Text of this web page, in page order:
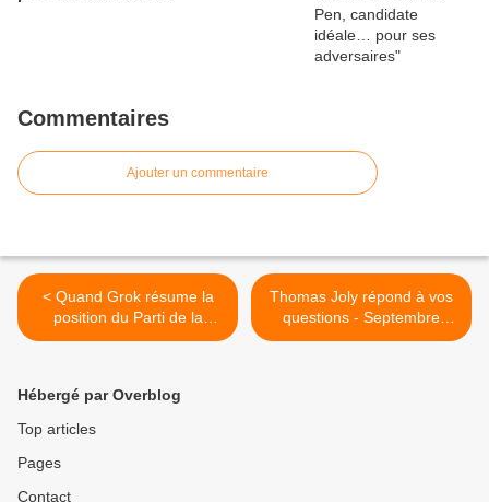
Commentaires
Ajouter un commentaire
< Quand Grok résume la
position du Parti de la
France sur le conflit israélo-
Thomas Joly répond à vos
questions - Septembre
2025 >
Hébergé par Overblog
Top articles
Pages
Contact